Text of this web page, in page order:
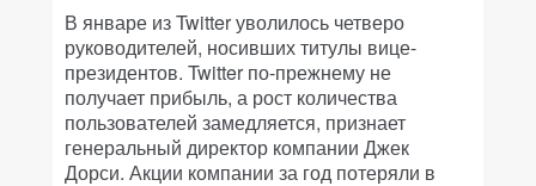
В январе из Twitter уволилось четверо
руководителей, носивших титулы вице-
президентов. Twitter по-прежнему не
получает прибыль, а рост количества
пользователей замедляется, признает
генеральный директор компании Джек
Дорси. Акции компании за год потеряли в